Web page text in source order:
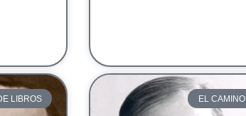
LIBROS EL CAMINO